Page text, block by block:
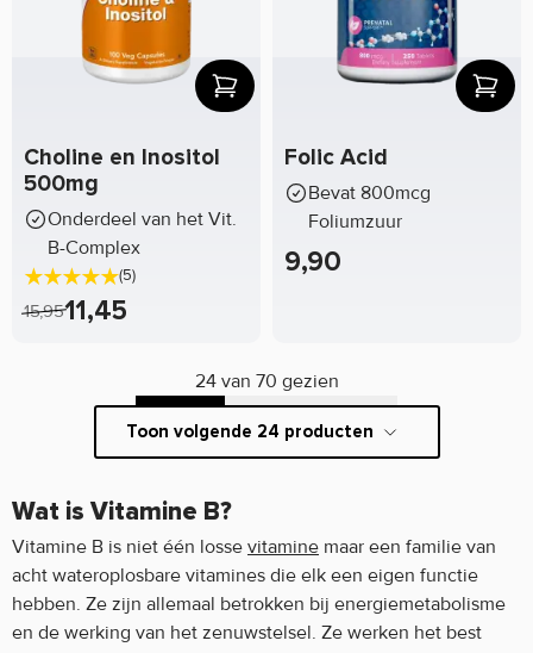
Choline en Inositol
500mg
Onderdeel van het Vit.
B-Complex
(5)
15,9511,45
Folic Acid
Bevat 800mcg
Foliumzuur
9,90
24 van 70 gezien
Toon volgende 24 producten
Wat is Vitamine B?
Vitamine B is niet één losse vitamine maar een familie van
acht wateroplosbare vitamines die elk een eigen functie
hebben. Ze zijn allemaal betrokken bij energiemetabolisme
en de werking van het zenuwstelsel. Ze werken het best